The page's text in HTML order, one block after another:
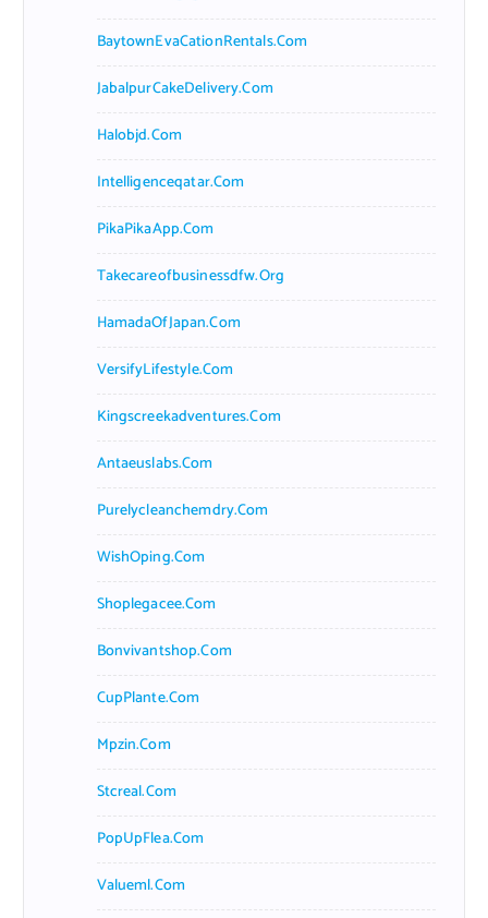
BaytownEvaCationRentals.com
JabalpurCakeDelivery.com
Halobjd.com
Intelligenceqatar.com
PikaPikaApp.com
Takecareofbusinessdfw.org
HamadaOfJapan.com
VersifyLifestyle.com
Kingscreekadventures.com
Antaeuslabs.com
Purelycleanchemdry.com
WishOping.com
Shoplegacee.com
Bonvivantshop.com
CupPlante.com
Mpzin.com
Stcreal.com
PopUpFlea.com
Valueml.com